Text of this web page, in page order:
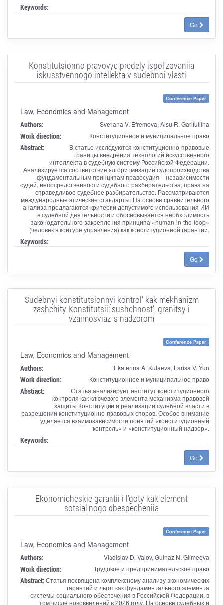
Keywords:
Go
Konstitutsionno-pravovye predely ispol'zovaniia
iskusstvennogo intellekta v sudebnoi vlasti
Conference Paper
Law, Economics and Management
Authors: Svetlana V. Efremova, Alsu R. Garifullina
Work direction: Конституционное и муниципальное право
Abstract:
В статье исследуются конституционно-правовые
границы внедрения технологий искусственного
интеллекта в судебную систему Российской Федерации.
Анализируется соответствие алгоритмизации судопроизводства
фундаментальным принципам правосудия – независимости
судей, непосредственности судебного разбирательства, права на
справедливое судебное разбирательство. Рассматриваются
международные этические стандарты. На основе сравнительного
анализа предлагаются критерии допустимого использования ИИ
в судебной деятельности и обосновывается необходимость
законодательного закрепления принципа «human-in-the-loop»
(человек в контуре управления) как конституционной гарантии.
Keywords:
Go
Sudebnyi konstitutsionnyi kontrol' kak mekhanizm
zashchity Konstitutsii: sushchnost', granitsy i
vzaimosviaz' s nadzorom
Conference Paper
Law, Economics and Management
Authors: Ekaterina A. Kulaeva, Larisa V. Yun
Work direction: Конституционное и муниципальное право
Abstract:
Статья анализирует институт конституционного
контроля как ключевого элемента механизма правовой
защиты Конституции и реализации судебной власти в
разрешении конституционно-правовых споров. Особое внимание
уделяется взаимозависимости понятий «конституционный
контроль» и «конституционный надзор».
Keywords:
Go
Ekonomicheskie garantii i l'goty kak element
sotsial'nogo obespecheniia
Conference Paper
Law, Economics and Management
Authors: Vladislav D. Valov, Gulnaz N. Gilmeeva
Work direction: Трудовое и предпринимательское право
Abstract:Статья посвящена комплексному анализу экономических
гарантий и льгот как фундаментального элемента
системы социального обеспечения в Российской Федерации, в
том числе нововведений в 2026 году. На основе судебных и